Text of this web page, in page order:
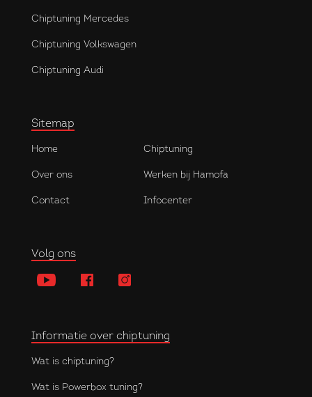
Chiptuning Mercedes
Chiptuning Volkswagen
Chiptuning Audi
Sitemap
Home Chiptuning
Over ons Werken bij Hamofa
Contact Infocenter
Volg ons
Informatie over chiptuning
Wat is chiptuning?
Wat is Powerbox tuning?